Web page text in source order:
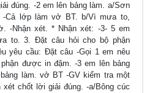
đúng. -2 em lên bảng làm. a/Sơn
Cả lớp làm vở BT. b/Vì mưa to,
-Nhận xét. * Nhận xét: -3- 5 em
to. 3. Đặt câu hỏi cho bộ phận
yêu cầu: Đặt câu -Gọi 1 em nêu
được in đậm. -3 em lên bảng
làm. vở BT -GV kiểm tra một
xét chốt lời giải đúng. -a/Bông cúc